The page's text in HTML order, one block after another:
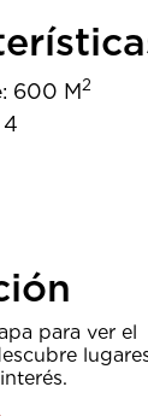
600 M2
para ver el